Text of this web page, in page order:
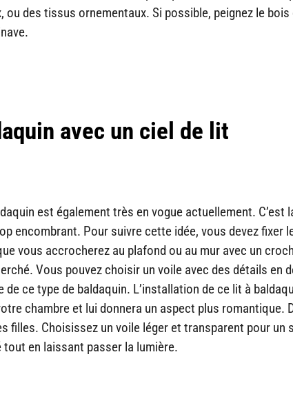
ou des tissus ornementaux. Si possible, peignez le
avec un ciel de lit
est également très en vogue actuellement.
encombrant. Pour suivre cette idée, vous devez fixer
vous accrocherez au plafond ou au mur avec un
Vous pouvez choisir un voile avec des détails en
ce type de baldaquin. L’installation de ce lit à
chambre et lui donnera un aspect plus romantique.
filles. Choisissez un voile léger et transparent pour un
tout en laissant passer la lumière.